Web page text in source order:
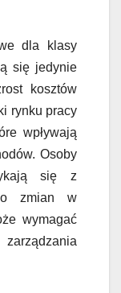
dla klasy
się jedynie
kosztów
rynku pracy
wpływają
Osoby
się z
zmian w
wymagać